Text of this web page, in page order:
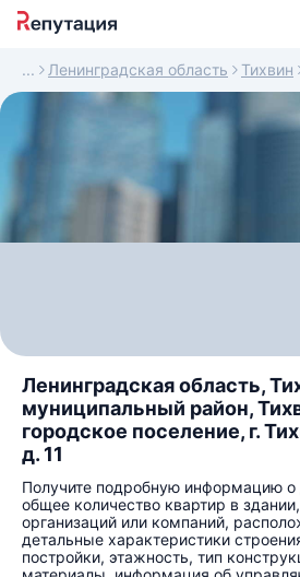
Ленинградская область Тихвин
Ленинградская область,
муниципальный район,
городское поселение, г.
д. 11
Получите подробную информацию
общее количество квартир в
организаций или компаний,
детальные характеристики
постройки, этажность, тип